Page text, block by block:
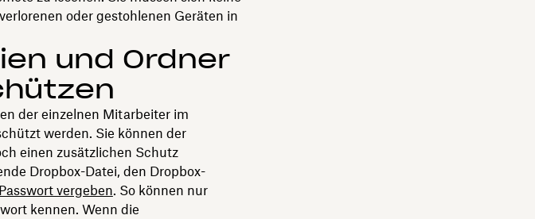
oder gestohlenen Geräten in
und Ordner
der einzelnen Mitarbeiter im
werden. Sie können der
einen zusätzlichen Schutz
Dropbox-Datei, den Dropbox-
vergeben. So können nur
kennen. Wenn die